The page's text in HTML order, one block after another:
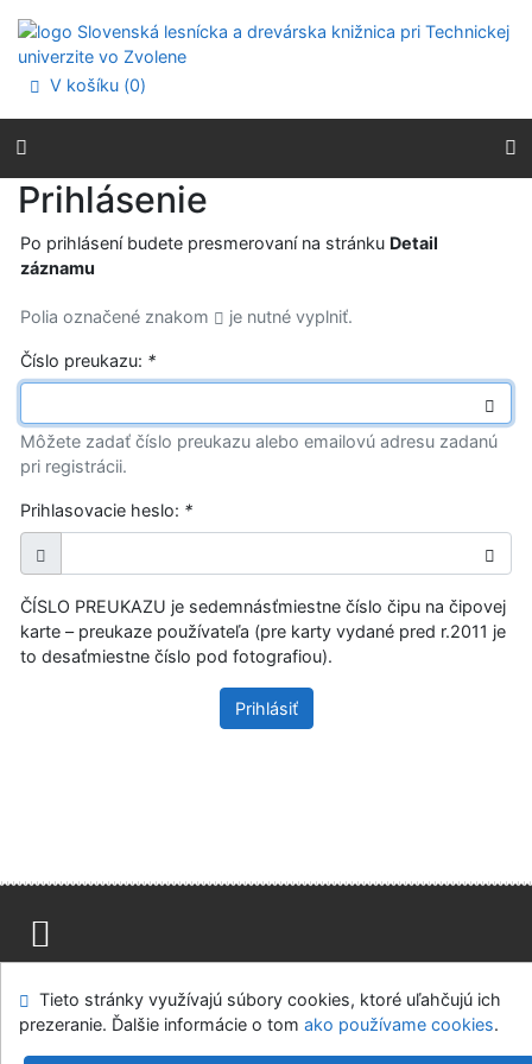
Prejsť na menu
Prehlásenie o webovej prístupnosti
V košíku (0)
Prihlásenie
Po prihlásení budete presmerovaní na stránku Detail
záznamu
Polia označené znakom je nutné vyplniť.
Číslo preukazu: *
Môžete zadať číslo preukazu alebo emailovú adresu zadanú
pri registrácii.
Prihlasovacie heslo: *
ČÍSLO PREUKAZU je sedemnásťmiestne číslo čipu na čipovej
karte – preukaze používateľa (pre karty vydané pred r.2011 je
to desaťmiestne číslo pod fotografiou).
Prihlásiť
Modul OpenSearch
Napíšte nám Nastavenie cookies
Tieto stránky využívajú súbory cookies, ktoré uľahčujú ich
prezeranie. Ďalšie informácie o tom ako používame cookies.